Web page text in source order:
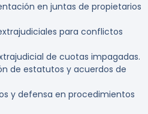
en juntas de propietarios
para conflictos
de cuotas impagadas.
de estatutos y acuerdos de
y defensa en procedimientos